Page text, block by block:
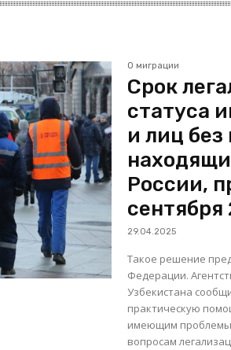
О миграции
Срок
статуса
и лиц
России,
сентября
29.04.2025
Такое решение
Федерации. Агентство миграции при Кабинете Министров
Узбекистана
практическую
имеющим проблемы с
вопросам